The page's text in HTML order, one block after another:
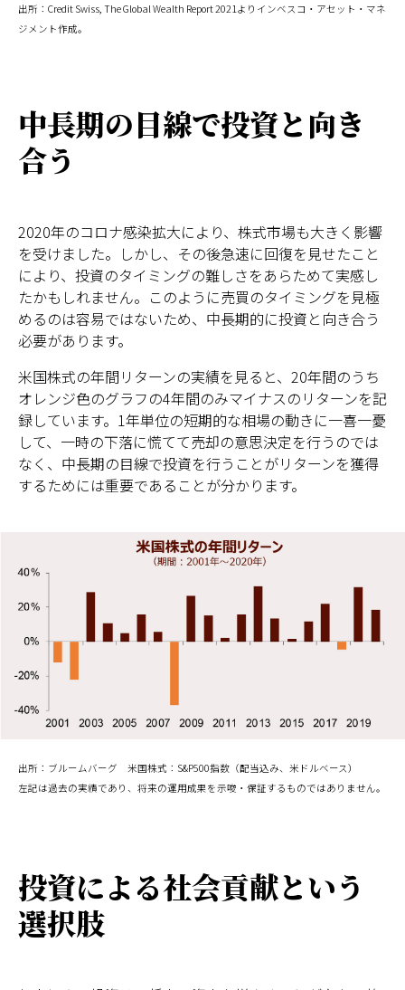
出所：Credit Swiss, The Global Wealth Report 2021よりインベスコ・アセット・マネ
ジメント作成。
中長期の目線で投資と向き
合う
2020年のコロナ感染拡大により、株式市場も大きく影響
を受けました。しかし、その後急速に回復を見せたこと
により、投資のタイミングの難しさをあらためて実感し
たかもしれません。このように売買のタイミングを見極
めるのは容易ではないため、中長期的に投資と向き合う
必要があります。
米国株式の年間リターンの実績を見ると、20年間のうち
オレンジ色のグラフの4年間のみマイナスのリターンを記
録しています。1年単位の短期的な相場の動きに一喜一憂
して、一時の下落に慌てて売却の意思決定を行うのでは
なく、中長期の目線で投資を行うことがリターンを獲得
するためには重要であることが分かります。
出所：ブルームバーグ 米国株式：S&P500指数（配当込み、米ドルベース）
左記は過去の実績であり、将来の運用成果を示唆・保証するものではありません。
投資による社会貢献という
選択肢